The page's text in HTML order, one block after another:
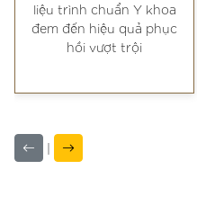
liệu trình chuẩn Y khoa
đem đến hiệu quả phục
hồi vượt trội
|